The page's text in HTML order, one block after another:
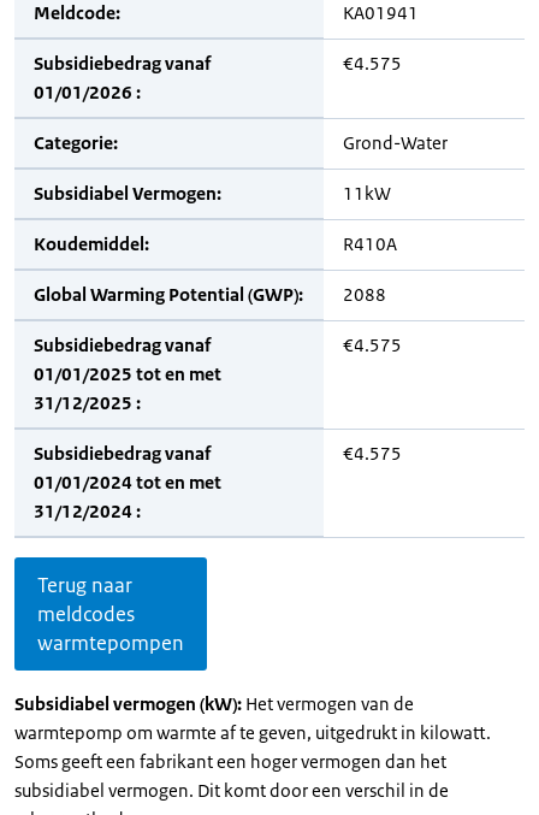
Meldcode: KA01941
Subsidiebedrag vanaf
01/01/2026 :
€4.575
Categorie: Grond-Water
Subsidiabel Vermogen: 11kW
Koudemiddel: R410A
Global Warming Potential (GWP): 2088
Subsidiebedrag vanaf
01/01/2025 tot en met
31/12/2025 :
€4.575
Subsidiebedrag vanaf
01/01/2024 tot en met
31/12/2024 :
€4.575
Terug naar
meldcodes
warmtepompen
Subsidiabel vermogen (kW): Het vermogen van de
warmtepomp om warmte af te geven, uitgedrukt in kilowatt.
Soms geeft een fabrikant een hoger vermogen dan het
subsidiabel vermogen. Dit komt door een verschil in de